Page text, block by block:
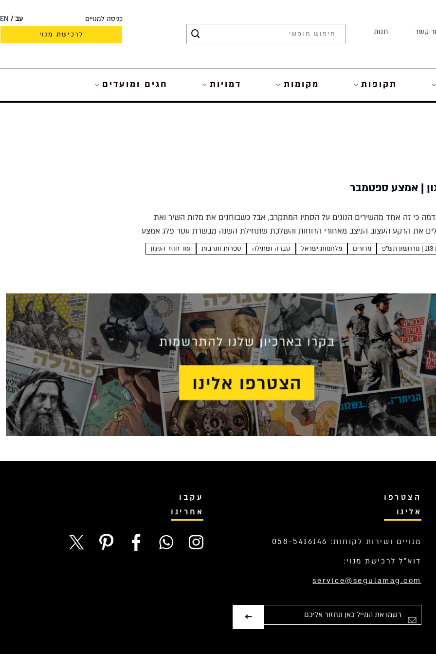
קשר חנות
כניסה למנויים עב
EN
לרכישת מנוי
תקופות מקומות דמויות חגים ומועדים
| אמצע ספטמבר
כי זה אחד מהשירים הנוגים על הסתיו המתקרב, אבל כשבוחנים את מלות השיר ואת
את הרקע העצוב הניצב מאחורי הרוחות והשלכת שתחילת השנה מבשרת עטר פלג אמצע
מדורים מלחמות ישראל סברה ושתילה ספרות ותרבות עוד חוזר הניגון
הצטרפו
אלינו
מנויים ושירות לקוחות: 058-5416146
דוא”ל לרכישת מנוי:
service@segulamag.com
עקבו
אחרינו